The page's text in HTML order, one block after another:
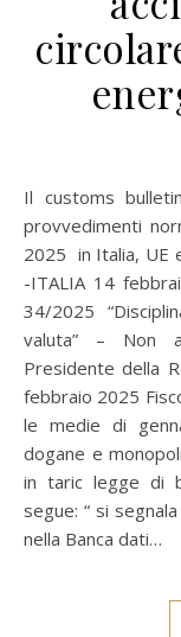
Il customs bulletin n.5 di Dogana Sostenibile segnala i
provvedimenti
2025 in Italia, UE
-ITALIA 14
34/2025
valuta” – Non
Presidente della
febbraio 2025
le medie di
dogane e
in taric legge di
segue: “ si
nella Banca dati…